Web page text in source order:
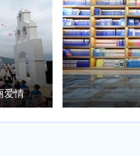
爱情